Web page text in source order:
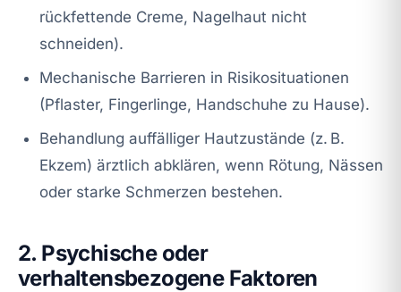
rückfettende Creme, Nagelhaut nicht
schneiden).
Mechanische Barrieren in Risikosituationen
(Pflaster, Fingerlinge, Handschuhe zu Hause).
Behandlung auffälliger Hautzustände (z. B.
Ekzem) ärztlich abklären, wenn Rötung, Nässen
oder starke Schmerzen bestehen.
2. Psychische oder
verhaltensbezogene Faktoren